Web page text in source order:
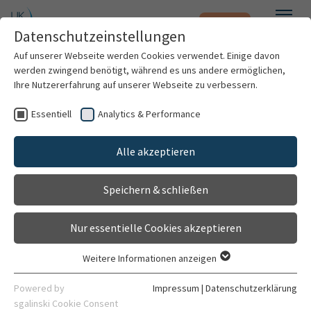
Zum Hauptinhalt springen Notfall
Patienten & Besucher
Kliniken & Institute
Forschung
Karriere
Dr. med. Jonathan Kiekenap
Datenschutzeinstellungen
Auf unserer Webseite werden Cookies verwendet. Einige davon
werden zwingend benötigt, während es uns andere ermöglichen,
Ihre Nutzererfahrung auf unserer Webseite zu verbessern.
Essentiell Analytics & Performance
Alle akzeptieren
Speichern & schließen
Nur essentielle Cookies akzeptieren
Essentielle Cookies werden für grundlegende Funktionen der
Webseite benötigt. Dadurch ist gewährleistet, dass die
Weitere Informationen anzeigen
Powered by
sgalinski Cookie Consent
Impressum | Datenschutzerklärung